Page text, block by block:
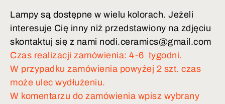
Lampy są dostępne w wielu kolorach. Jeżeli
interesuje Cię inny niż przedstawiony na zdjęciu
skontaktuj się z nami nodi.ceramics@gmail.com
Czas realizacji zamówienia: 4-6 tygodni.
W przypadku zamówienia powyżej 2 szt. czas
może ulec wydłużeniu.
W komentarzu do zamówienia wpisz wybrany